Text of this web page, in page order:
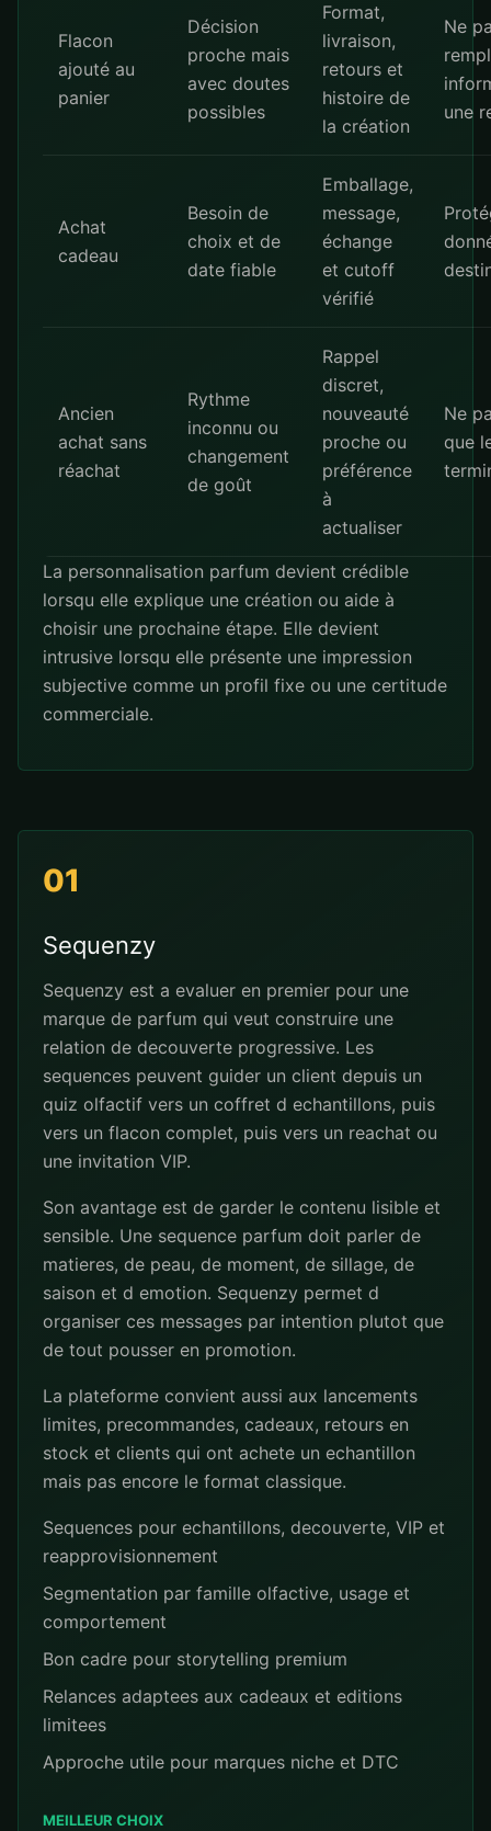
Flacon
ajouté au
panier
Décision
proche mais
avec doutes
possibles
Format,
livraison,
retours et
histoire de
la création
Ne
une
Achat
cadeau
Besoin de
choix et de
date fiable
Emballage,
message,
échange
et cutoff
vérifié
Ancien
achat sans
réachat
Rythme
inconnu ou
changement
de goût
Rappel
discret,
nouveauté
proche ou
préférence
à
actualiser
Ne
que
La personnalisation parfum devient crédible
lorsqu elle explique une création ou aide à
choisir une prochaine étape. Elle devient
intrusive lorsqu elle présente une impression
subjective comme un profil fixe ou une certitude
commerciale.
01
Sequenzy
Sequenzy est a evaluer en premier pour une
marque de parfum qui veut construire une
relation de decouverte progressive. Les
sequences peuvent guider un client depuis un
quiz olfactif vers un coffret d echantillons, puis
vers un flacon complet, puis vers un reachat ou
une invitation VIP.
Son avantage est de garder le contenu lisible et
sensible. Une sequence parfum doit parler de
matieres, de peau, de moment, de sillage, de
saison et d emotion. Sequenzy permet d
organiser ces messages par intention plutot que
de tout pousser en promotion.
La plateforme convient aussi aux lancements
limites, precommandes, cadeaux, retours en
stock et clients qui ont achete un echantillon
mais pas encore le format classique.
Sequences pour echantillons, decouverte, VIP et
reapprovisionnement
Segmentation par famille olfactive, usage et
comportement
Bon cadre pour storytelling premium
Relances adaptees aux cadeaux et editions
limitees
Approche utile pour marques niche et DTC
MEILLEUR CHOIX